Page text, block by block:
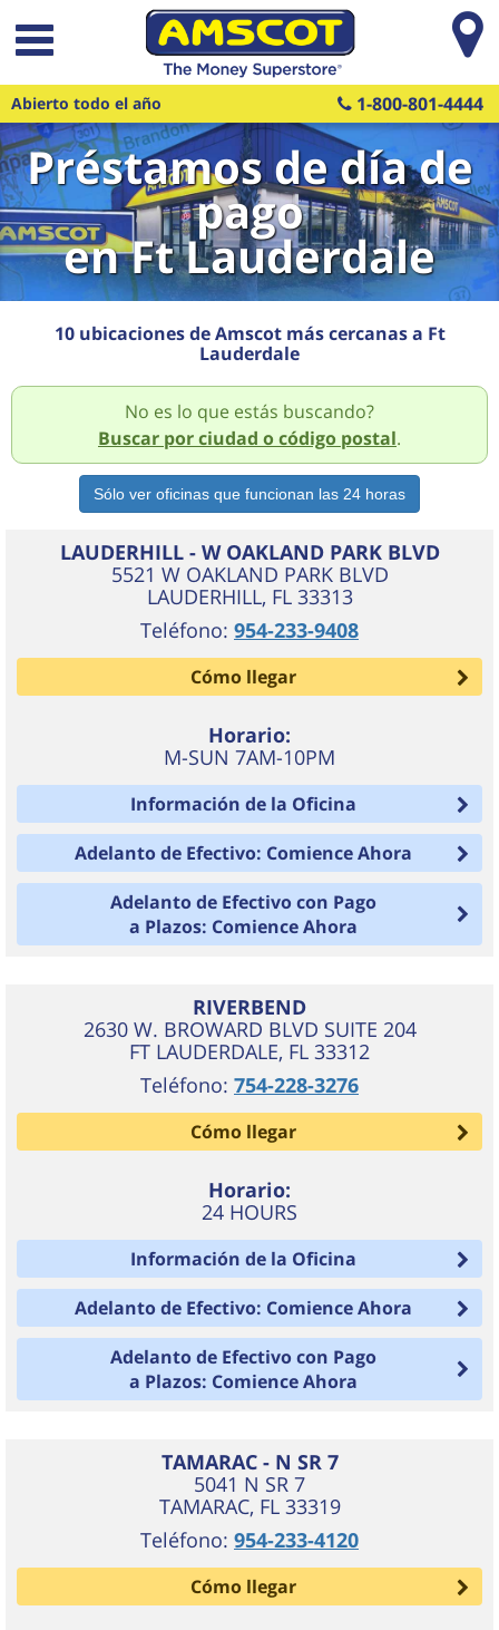
Saltar al contenido principal
Abierto todo el año 1-800-801-4444
Préstamos de día de
pago
en Ft Lauderdale
10 ubicaciones de Amscot más cercanas a Ft
Lauderdale
No es lo que estás buscando?
Buscar por ciudad o código postal.
LAUDERHILL - W OAKLAND PARK BLVD
5521 W OAKLAND PARK BLVD
LAUDERHILL, FL 33313
Teléfono: 954-233-9408
Cómo llegar
Horario:
M-SUN 7AM-10PM
Información de la Oficina
Adelanto de Efectivo: Comience Ahora
Adelanto de Efectivo con Pago
a Plazos: Comience Ahora
RIVERBEND
2630 W. BROWARD BLVD SUITE 204
FT LAUDERDALE, FL 33312
Teléfono: 754-228-3276
Cómo llegar
Horario:
24 HOURS
Información de la Oficina
Adelanto de Efectivo: Comience Ahora
Adelanto de Efectivo con Pago
a Plazos: Comience Ahora
TAMARAC - N SR 7
5041 N SR 7
TAMARAC, FL 33319
Teléfono: 954-233-4120
Cómo llegar